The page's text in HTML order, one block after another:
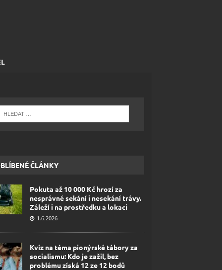
ČLÁNKY
Pokuta až 10 000 Kč hrozí za
nesprávné sekání i nesekání trávy.
Záleží i na prostředku a lokaci
1.6.2026
Kvíz na téma pionýrské tábory za
socialismu: Kdo je zažil, bez
problému získá 12 ze 12 bodů